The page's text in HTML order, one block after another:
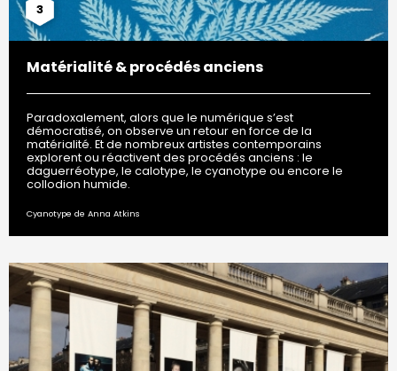
3
Matérialité & procédés anciens
Paradoxalement, alors que le numérique s’est
démocratisé, on observe un retour en force de la
matérialité. Et de nombreux artistes contemporains
explorent ou réactivent des procédés anciens : le
daguerréotype, le calotype, le cyanotype ou encore le
collodion humide.
Cyanotype de Anna Atkins